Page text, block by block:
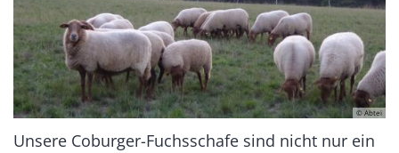
© Abtei
Unsere Coburger-Fuchsschafe sind nicht nur ein